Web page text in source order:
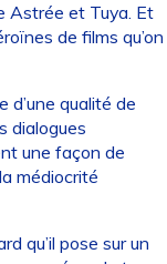
Astrée et Tuya. Et
de films qu’on
d’une qualité de
dialogues
une façon de
médiocrité
qu’il pose sur un